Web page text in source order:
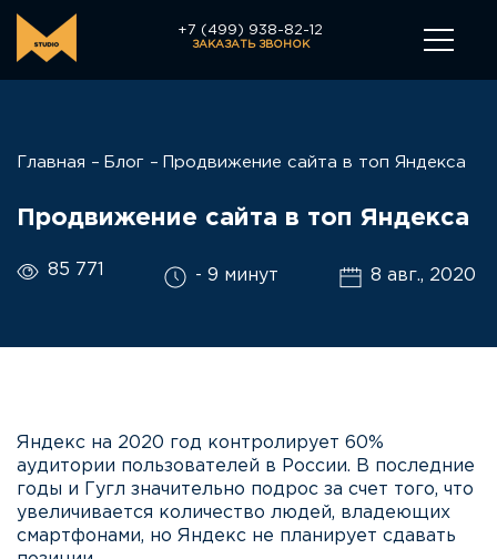
+7 (499) 938-82-12
ЗАКАЗАТЬ ЗВОНОК
Главная Блог Продвижение сайта в топ Яндекса
Продвижение сайта в топ Яндекса
85 771 - 9 минут 8 авг., 2020
Яндекс на 2020 год контролирует 60%
аудитории пользователей в России. В последние
годы и Гугл значительно подрос за счет того, что
увеличивается количество людей, владеющих
смартфонами, но Яндекс не планирует сдавать